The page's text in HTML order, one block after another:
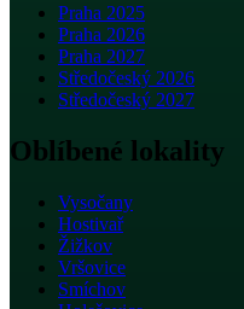
Praha 2025
Praha 2026
Praha 2027
Středočeský 2026
Středočeský 2027
Oblíbené lokality
Vysočany
Hostivař
Žižkov
Vršovice
Smíchov